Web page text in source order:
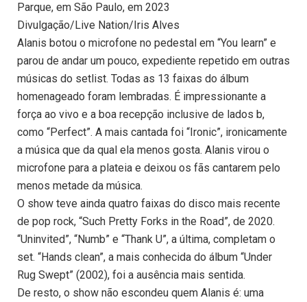
Parque, em São Paulo, em 2023
Divulgação/Live Nation/Iris Alves
Alanis botou o microfone no pedestal em “You learn” e
parou de andar um pouco, expediente repetido em outras
músicas do setlist. Todas as 13 faixas do álbum
homenageado foram lembradas. É impressionante a
força ao vivo e a boa recepção inclusive de lados b,
como “Perfect”. A mais cantada foi “Ironic”, ironicamente
a música que da qual ela menos gosta. Alanis virou o
microfone para a plateia e deixou os fãs cantarem pelo
menos metade da música.
O show teve ainda quatro faixas do disco mais recente
de pop rock, “Such Pretty Forks in the Road”, de 2020.
“Uninvited”, “Numb” e “Thank U”, a última, completam o
set. “Hands clean”, a mais conhecida do álbum “Under
Rug Swept” (2002), foi a ausência mais sentida.
De resto, o show não escondeu quem Alanis é: uma